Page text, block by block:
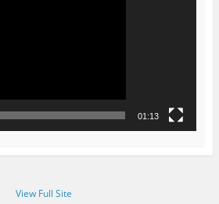
01:13
View Full Site